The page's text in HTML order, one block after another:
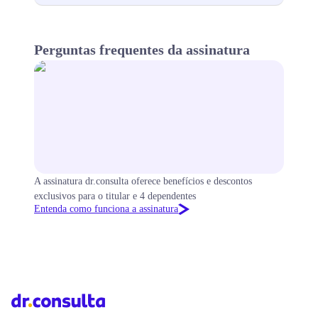
Perguntas frequentes da assinatura
A assinatura dr.consulta oferece benefícios e descontos
exclusivos para o titular e 4 dependentes
Entenda como funciona a assinatura